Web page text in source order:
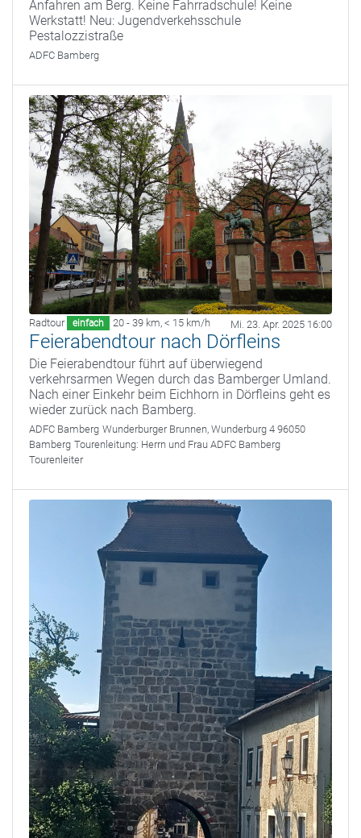
Anfahren am Berg. Keine Fahrradschule! Keine
Werkstatt! Neu: Jugendverkehsschule
Pestalozzistraße
ADFC Bamberg
Radtour einfach 20 - 39 km, < 15 km/h Mi. 23. Apr. 2025 16:00
Feierabendtour nach Dörfleins
Die Feierabendtour führt auf überwiegend
verkehrsarmen Wegen durch das Bamberger Umland.
Nach einer Einkehr beim Eichhorn in Dörfleins geht es
wieder zurück nach Bamberg.
ADFC Bamberg Wunderburger Brunnen, Wunderburg 4 96050
Bamberg Tourenleitung: Herrn und Frau ADFC Bamberg
Tourenleiter